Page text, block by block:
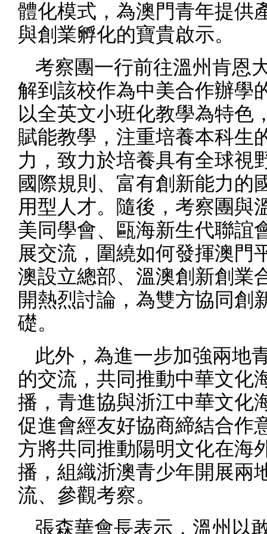
體化模式，為澳門青年提供
與創業孵化的寶貴啟示。
考察團一行前往溫州肯恩
解到該校作為中美合作辦學
以全英文小班化教學為特色
賦能教學，注重培養本科生
力，致力於培養具有全球視
國際規則、富有創新能力的
用型人才。隨後，考察團與
美同學會、甌海新生代聯誼
展交流，圍繞如何發揮澳門
澳設立總部、溫澳創新創業
開熱烈討論， 為雙方協同創
礎。
此外，為進一步加強兩地
的交流，共同推動中華文化
播，青進協與浙江中華文化
促進會經友好協商締結合作
方將共同推動陽明文化在海
播，組織浙澳青少年開展兩
流、參觀考察。
張森華會長表示，溫州以